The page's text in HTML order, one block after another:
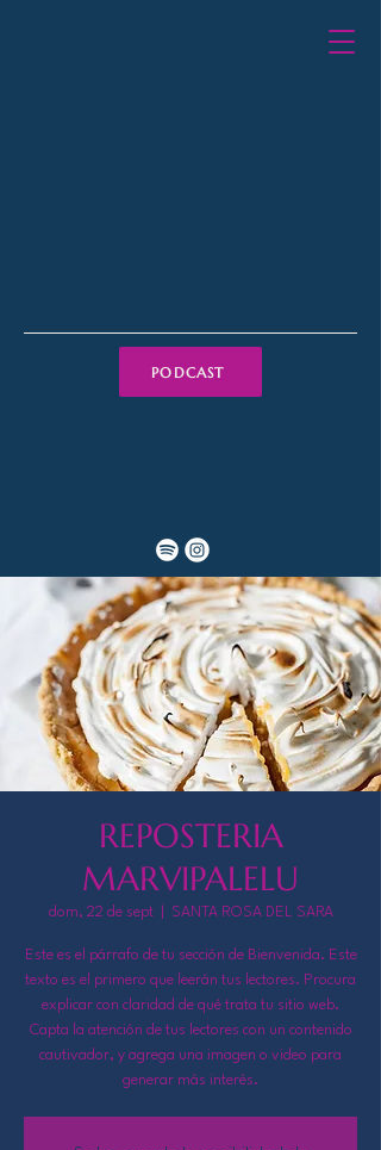
PODCAST
REPOSTERIA
MARVIPALELU
dom, 22 de sept
  |
SANTA ROSA DEL SARA
Este es el párrafo de tu sección de Bienvenida. Este
texto es el primero que leerán tus lectores. Procura
explicar con claridad de qué trata tu sitio web.
Capta la atención de tus lectores con un contenido
cautivador, y agrega una imagen o video para
generar más interés.